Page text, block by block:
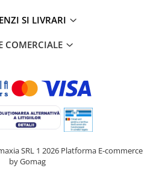
SI LIVRARI
COMERCIALE
SRL 1 2026 Platforma E-commerce
by Gomag